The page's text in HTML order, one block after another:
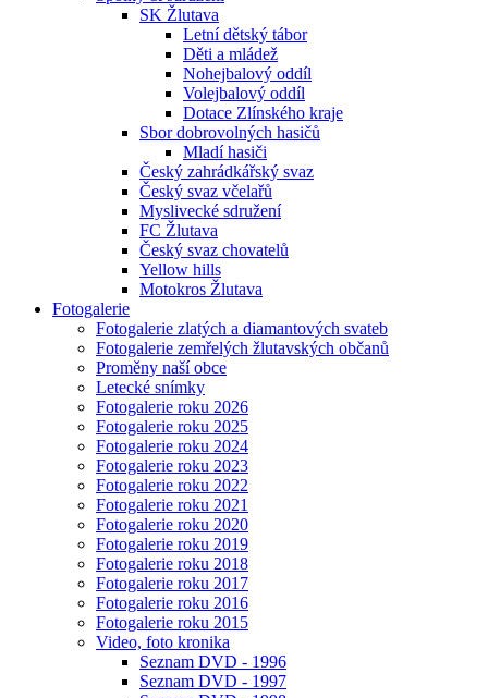
SK Žlutava
Letní dětský tábor
Děti a mládež
Nohejbalový oddíl
Volejbalový oddíl
Dotace Zlínského kraje
Sbor dobrovolných hasičů
Mladí hasiči
Český zahrádkářský svaz
Český svaz včelařů
Myslivecké sdružení
FC Žlutava
Český svaz chovatelů
Yellow hills
Motokros Žlutava
Fotogalerie
Fotogalerie zlatých a diamantových svateb
Fotogalerie zemřelých žlutavských občanů
Proměny naší obce
Letecké snímky
Fotogalerie roku 2026
Fotogalerie roku 2025
Fotogalerie roku 2024
Fotogalerie roku 2023
Fotogalerie roku 2022
Fotogalerie roku 2021
Fotogalerie roku 2020
Fotogalerie roku 2019
Fotogalerie roku 2018
Fotogalerie roku 2017
Fotogalerie roku 2016
Fotogalerie roku 2015
Video, foto kronika
Seznam DVD - 1996
Seznam DVD - 1997